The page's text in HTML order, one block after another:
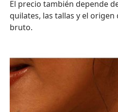
El precio también depende
quilates, las tallas y el
bruto.